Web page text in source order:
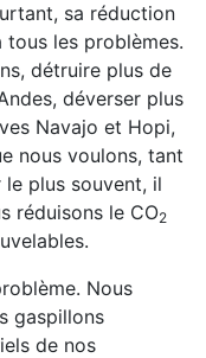
sa réduction
les problèmes.
détruire plus de
déverser plus
Navajo et Hopi,
nous voulons, tant
plus souvent, il
réduisons le CO2
Nous
gaspillons
de nos